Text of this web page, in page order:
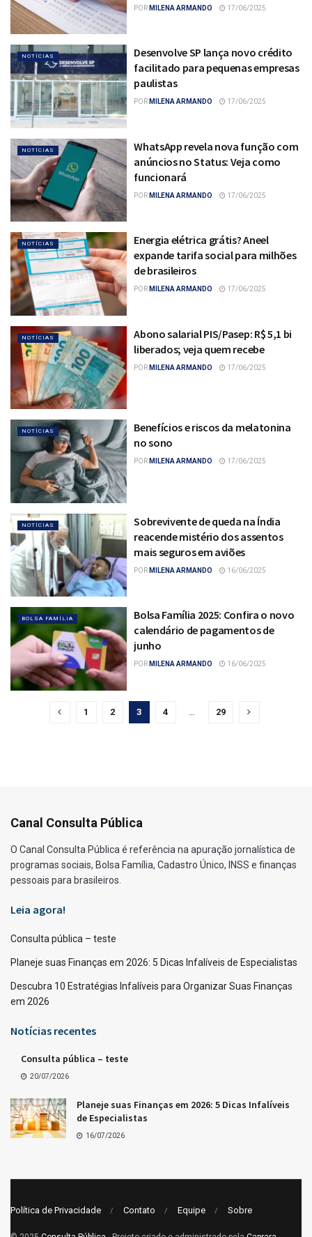
POR MILENA ARMANDO 17/06/2025
NOTÍCIAS
Desenvolve SP lança novo crédito
facilitado para pequenas empresas
paulistas
POR MILENA ARMANDO 17/06/2025
NOTÍCIAS
WhatsApp revela nova função com
anúncios no Status: Veja como
funcionará
POR MILENA ARMANDO 17/06/2025
NOTÍCIAS
Energia elétrica grátis? Aneel
expande tarifa social para milhões
de brasileiros
POR MILENA ARMANDO 17/06/2025
NOTÍCIAS
Abono salarial PIS/Pasep: R$ 5,1 bi
liberados; veja quem recebe
POR MILENA ARMANDO 17/06/2025
NOTÍCIAS
Benefícios e riscos da melatonina
no sono
POR MILENA ARMANDO 17/06/2025
NOTÍCIAS
Sobrevivente de queda na Índia
reacende mistério dos assentos
mais seguros em aviões
POR MILENA ARMANDO 16/06/2025
BOLSA FAMÍLIA
Bolsa Família 2025: Confira o novo
calendário de pagamentos de
junho
POR MILENA ARMANDO 16/06/2025
1 2 3 4 29
Canal Consulta Pública
O Canal Consulta Pública é referência na apuração jornalística de
programas sociais, Bolsa Família, Cadastro Único, INSS e finanças
pessoais para brasileiros.
Leia agora!
Consulta pública – teste
Planeje suas Finanças em 2026: 5 Dicas Infalíveis de Especialistas
Descubra 10 Estratégias Infalíveis para Organizar Suas Finanças
em 2026
Notícias recentes
Consulta pública – teste
20/07/2026
Planeje suas Finanças em 2026: 5 Dicas Infalíveis
de Especialistas
16/07/2026
Política de Privacidade Contato Equipe Sobre